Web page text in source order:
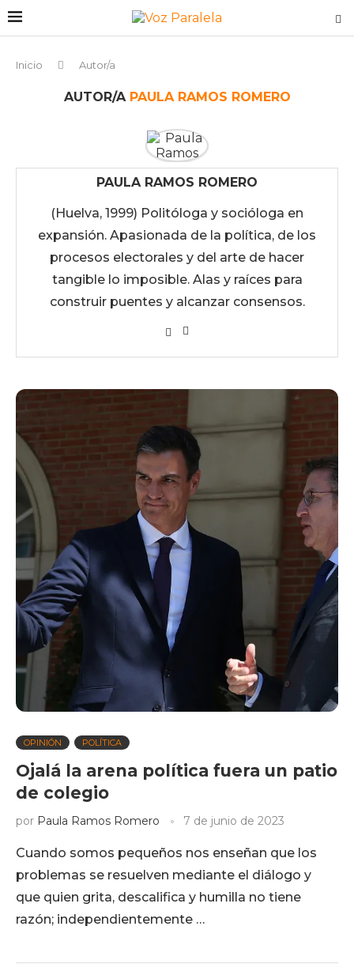
Inicio Autor/a
AUTOR/A PAULA RAMOS ROMERO
PAULA RAMOS ROMERO
(Huelva, 1999) Politóloga y socióloga en
expansión. Apasionada de la política, de los
procesos electorales y del arte de hacer
tangible lo imposible. Alas y raíces para
construir puentes y alcanzar consensos.
OPINIÓN POLÍTICA
Ojalá la arena política fuera un patio
de colegio
por Paula Ramos Romero 7 de junio de 2023
Cuando somos pequeños nos enseñan que los
problemas se resuelven mediante el diálogo y
que quien grita, descalifica y humilla no tiene
razón; independientemente …